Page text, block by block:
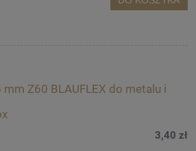
Z60 BLAUFLEX do metalu i
3,40 zł